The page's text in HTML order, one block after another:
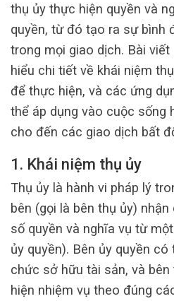
thụ ủy thực hiện quyền và
quyền, từ đó tạo ra sự bình
trong mọi giao dịch. Bài
hiểu chi tiết về khái niệm
để thực hiện, và các ứng
thể áp dụng vào cuộc sống
cho đến các giao dịch bất
1. Khái niệm thụ ủy
Thụ ủy là hành vi pháp lý
bên (gọi là bên thụ ủy)
số quyền và nghĩa vụ từ
ủy quyền). Bên ủy quyền
chức sở hữu tài sản, và
hiện nhiệm vụ theo đúng